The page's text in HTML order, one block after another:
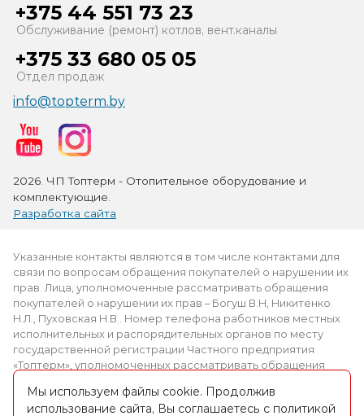
+375 44 551 73 23
Обслуживание (ремонт) котлов, вент.каналы
+375 33 680 05 05
Отдел продаж
info@topterm.by
2026. ЧП Топтерм - Отопительное оборудование и
комплектующие.
Разработка сайта
Указанные контакты являются в том числе контактами для
связи по вопросам обращения покупателей о нарушении их
прав. Лица, уполномоченные рассматривать обращения
покупателей о нарушении их прав – Богуш В.Н, Никитенко
Н.Л., Пуховская Н.В.. Номер телефона работников местных
исполнительных и распорядительных органов по месту
государственной регистрации Частного предприятия
«Топтерм», уполномоченных рассматривать обращения
Мы используем файлы cookie. Продолжив
использование сайта, Вы соглашаетесь с политикой